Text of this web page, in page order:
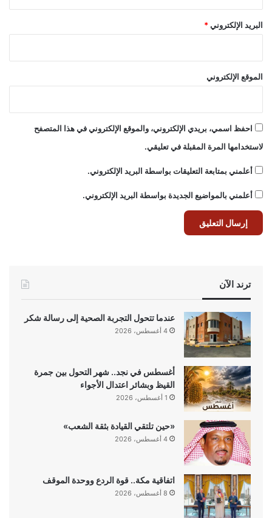
البريد الإلكتروني*
الموقع الإلكتروني
احفظ اسمي، بريدي الإلكتروني، والموقع الإلكتروني في هذا المتصفح
لاستخدامها المرة المقبلة في تعليقي.
أعلمني بمتابعة التعليقات بواسطة البريد الإلكتروني.
أعلمني بالمواضيع الجديدة بواسطة البريد الإلكتروني.
ترند الآن
عندما تتحول التجربة الصحية إلى رسالة شكر
4 أغسطس، 2026
أغسطس في نجد.. شهر التحول بين جمرة
القيظ وبشائر اعتدال الأجواء
1 أغسطس، 2026
«حين تلتقي القيادة بثقة الشعب»
4 أغسطس، 2026
اتفاقية مكة.. قوة الردع ووحدة الموقف
8 أغسطس، 2026